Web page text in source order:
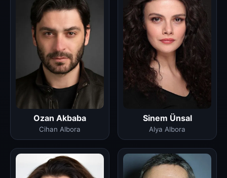
Ozan Akbaba
Cihan Albora
Sinem Ünsal
Alya Albora